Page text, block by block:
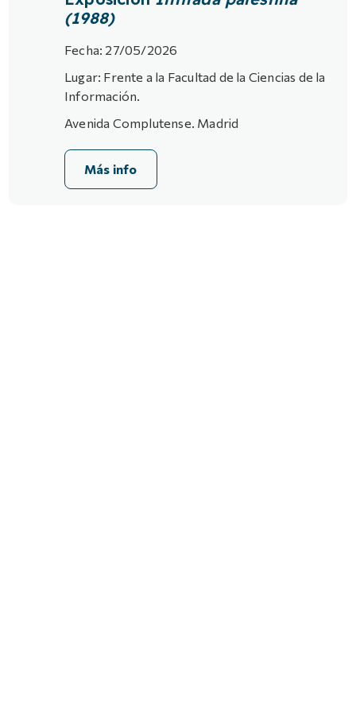
(1988)
Fecha: 27/05/2026
Lugar: Frente a la Facultad de la Ciencias de la
Información.
Avenida Complutense. Madrid
Más info